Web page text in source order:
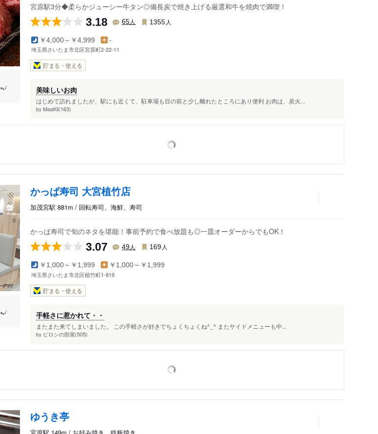
宮原駅3分◆柔らかジューシー牛タン◎備長炭で焼き上げる厳選和牛を焼肉で満喫！
3.18 65人 1355 人
￥4,000～￥4,999
-
埼玉県さいたま市北区宮原町2-22-11
貯まる・使える
美味しいお肉
はじめて訪れましたが、駅にも近くて、駐車場も目の前と少し離れたところにあり便利 お肉は、炭火...
by MaaKii(163)
かっぱ寿司 大宮植竹店
加茂宮駅 881m / 回転寿司、海鮮、寿司
かっぱ寿司で旬のネタを堪能！事前予約で食べ放題も◎一皿オーダーからでもOK！
3.07 49人 169 人
￥1,000～￥1,999
￥1,000～￥1,999
埼玉県さいたま市北区植竹町1-819
貯まる・使える
手軽さに惹かれて・・
またまた来てしまいました。 この手軽さが好きでちょくちょくね^_^ またサイドメニューも中...
by ピロシの部屋(505)
ゆうき亭